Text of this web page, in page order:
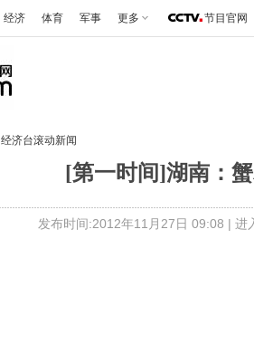
经济 体育 军事 更多 节目官网
经济台滚动新闻
[第一时间]湖南：
发布时间:2012年11月27日 09:08 | 进